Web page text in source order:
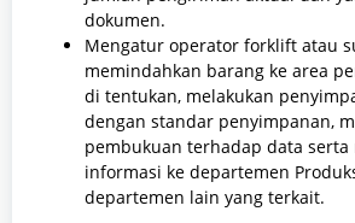
dokumen.
Mengatur operator forklift atau
memindahkan barang ke area
di tentukan, melakukan
dengan standar penyimpanan,
pembukuan terhadap data serta
informasi ke departemen
departemen lain yang terkait.